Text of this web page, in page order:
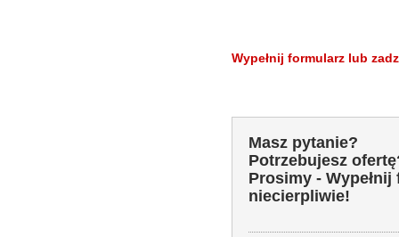
Wypełnij formularz lub
Masz pytanie?
Potrzebujesz
Prosimy -
niecierpliwie!